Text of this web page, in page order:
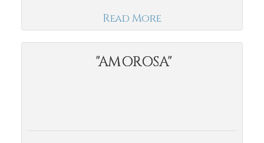
Read More
"AMOROSA"